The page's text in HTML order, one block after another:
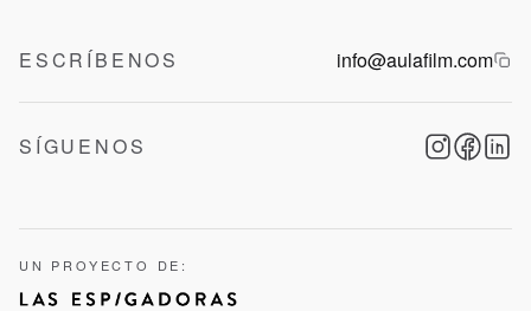
ESCRÍBENOS info@aulafilm.com
SÍGUENOS
UN PROYECTO DE: